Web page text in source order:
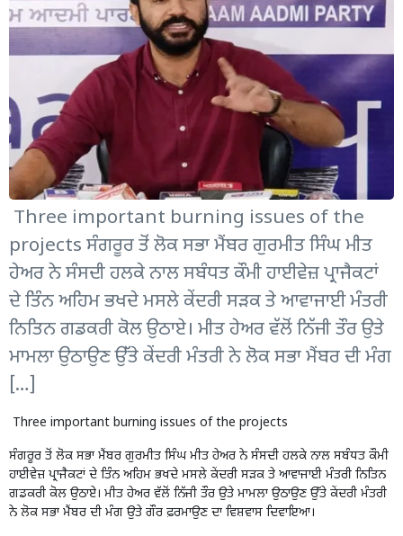
Three important burning issues of the
projects ਸੰਗਰੂਰ ਤੋਂ ਲੋਕ ਸਭਾ ਮੈਂਬਰ ਗੁਰਮੀਤ ਸਿੰਘ ਮੀਤ
ਹੇਅਰ ਨੇ ਸੰਸਦੀ ਹਲਕੇ ਨਾਲ ਸਬੰਧਤ ਕੌਮੀ ਹਾਈਵੇਜ਼ ਪ੍ਰਾਜੈਕਟਾਂ
ਦੇ ਤਿੰਨ ਅਹਿਮ ਭਖਦੇ ਮਸਲੇ ਕੇਂਦਰੀ ਸੜਕ ਤੇ ਆਵਾਜਾਈ ਮੰਤਰੀ
ਨਿਤਿਨ ਗਡਕਰੀ ਕੋਲ ਉਠਾਏ। ਮੀਤ ਹੇਅਰ ਵੱਲੋਂ ਨਿੱਜੀ ਤੌਰ ਉਤੇ
ਮਾਮਲਾ ਉਠਾਉਣ ਉੱਤੇ ਕੇੰਦਰੀ ਮੰਤਰੀ ਨੇ ਲੋਕ ਸਭਾ ਮੈਂਬਰ ਦੀ ਮੰਗ
[…]
Three important burning issues of the projects
ਸੰਗਰੂਰ ਤੋਂ ਲੋਕ ਸਭਾ ਮੈਂਬਰ ਗੁਰਮੀਤ ਸਿੰਘ ਮੀਤ ਹੇਅਰ ਨੇ ਸੰਸਦੀ ਹਲਕੇ ਨਾਲ ਸਬੰਧਤ ਕੌਮੀ
ਹਾਈਵੇਜ਼ ਪ੍ਰਾਜੈਕਟਾਂ ਦੇ ਤਿੰਨ ਅਹਿਮ ਭਖਦੇ ਮਸਲੇ ਕੇਂਦਰੀ ਸੜਕ ਤੇ ਆਵਾਜਾਈ ਮੰਤਰੀ ਨਿਤਿਨ
ਗਡਕਰੀ ਕੋਲ ਉਠਾਏ। ਮੀਤ ਹੇਅਰ ਵੱਲੋਂ ਨਿੱਜੀ ਤੌਰ ਉਤੇ ਮਾਮਲਾ ਉਠਾਉਣ ਉੱਤੇ ਕੇੰਦਰੀ ਮੰਤਰੀ
ਨੇ ਲੋਕ ਸਭਾ ਮੈਂਬਰ ਦੀ ਮੰਗ ਉਤੇ ਗੌਰ ਫ਼ਰਮਾਉਣ ਦਾ ਵਿਸ਼ਵਾਸ ਦਿਵਾਇਆ।